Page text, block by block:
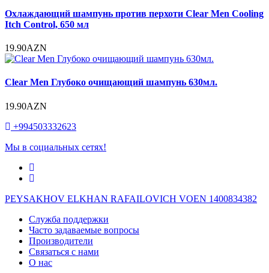
Охлаждающий шампунь против перхоти Clear Men Cooling
Itch Control, 650 мл
19.90AZN
Clear Men Глубоко очищающий шампунь 630мл.
19.90AZN
+994503332623
Мы в социальных сетях!
PEYSAKHOV ELKHAN RAFAILOVICH VOEN 1400834382
Служба поддержки
Часто задаваемые вопросы
Производители
Связаться с нами
О нас